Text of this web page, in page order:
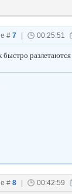
# 7 00:25:51
быстро
# 8 00:42:59